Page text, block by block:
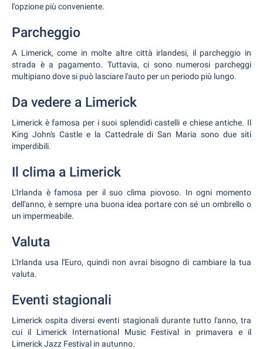
l'opzione più conveniente.
Parcheggio
A Limerick, come in molte altre città irlandesi, il parcheggio in
strada è a pagamento. Tuttavia, ci sono numerosi parcheggi
multipiano dove si può lasciare l'auto per un periodo più lungo.
Da vedere a Limerick
Limerick è famosa per i suoi splendidi castelli e chiese antiche. Il
King John's Castle e la Cattedrale di San Maria sono due siti
imperdibili.
Il clima a Limerick
L'Irlanda è famosa per il suo clima piovoso. In ogni momento
dell'anno, è sempre una buona idea portare con sé un ombrello o
un impermeabile.
Valuta
L'Irlanda usa l'Euro, quindi non avrai bisogno di cambiare la tua
valuta.
Eventi stagionali
Limerick ospita diversi eventi stagionali durante tutto l'anno, tra
cui il Limerick International Music Festival in primavera e il
Limerick Jazz Festival in autunno.